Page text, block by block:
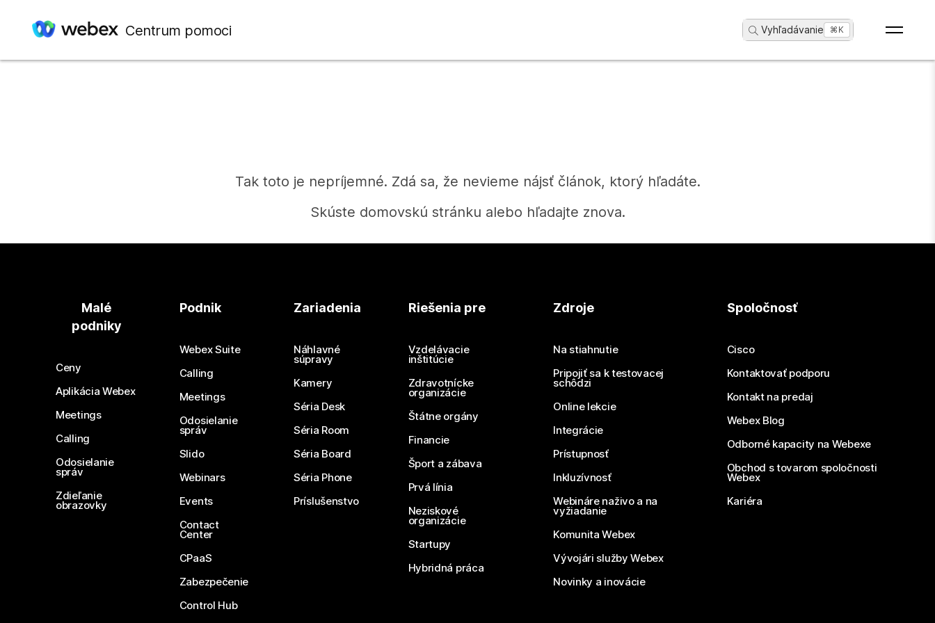
Centrum pomoci Vyhľadávanie ...⌘K
Tak toto je nepríjemné. Zdá sa, že nevieme nájsť článok, ktorý hľadáte.
Skúste domovskú stránku alebo hľadajte znova.
Potrebujete odpoveď?
Odoslať otázku
Malé
podniky
Ceny
Aplikácia Webex
Meetings
Calling
Odosielanie
správ
Zdieľanie
obrazovky
Podnik
Webex Suite
Calling
Meetings
Odosielanie
správ
Slido
Webinars
Events
Contact
Center
CPaaS
Zabezpečenie
Control Hub
Zariadenia
Náhlavné
súpravy
Kamery
Séria Desk
Séria Room
Séria Board
Séria Phone
Príslušenstvo
Riešenia pre
Vzdelávacie
inštitúcie
Zdravotnícke
organizácie
Štátne orgány
Financie
Šport a zábava
Prvá línia
Neziskové
organizácie
Startupy
Hybridná práca
Zdroje
Na stiahnutie
Pripojiť sa k testovacej
schôdzi
Online lekcie
Integrácie
Prístupnosť
Inkluzívnosť
Webináre naživo a na
vyžiadanie
Komunita Webex
Vývojári služby Webex
Novinky a inovácie
Spoločnosť
Cisco
Kontaktovať podporu
Kontakt na predaj
Webex Blog
Odborné kapacity na Webexe
Obchod s tovarom spoločnosti
Webex
Kariéra